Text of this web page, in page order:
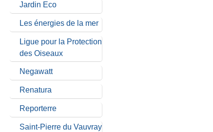
Jardin Eco
Les énergies de la mer
Ligue pour la Protection
des Oiseaux
Negawatt
Renatura
Reporterre
Saint-Pierre du Vauvray